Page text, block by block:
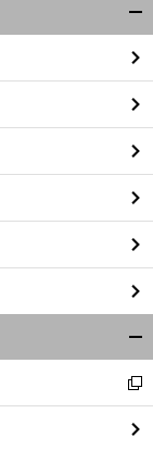
閉
る
閉
る
新
し
い